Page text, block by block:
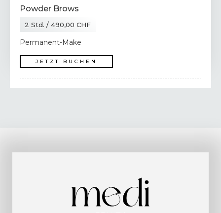
Powder Brows
2 Std. / 490,00 CHF
Permanent-Make
JETZT BUCHEN